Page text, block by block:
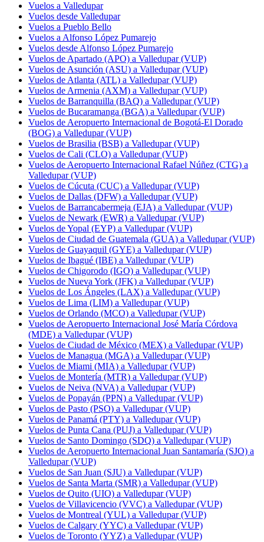
Vuelos a Valledupar
Vuelos desde Valledupar
Vuelos a Pueblo Bello
Vuelos a Alfonso López Pumarejo
Vuelos desde Alfonso López Pumarejo
Vuelos de Apartado (APO) a Valledupar (VUP)
Vuelos de Asunción (ASU) a Valledupar (VUP)
Vuelos de Atlanta (ATL) a Valledupar (VUP)
Vuelos de Armenia (AXM) a Valledupar (VUP)
Vuelos de Barranquilla (BAQ) a Valledupar (VUP)
Vuelos de Bucaramanga (BGA) a Valledupar (VUP)
Vuelos de Aeropuerto Internacional de Bogotá-El Dorado
(BOG) a Valledupar (VUP)
Vuelos de Brasilia (BSB) a Valledupar (VUP)
Vuelos de Cali (CLO) a Valledupar (VUP)
Vuelos de Aeropuerto Internacional Rafael Núñez (CTG) a
Valledupar (VUP)
Vuelos de Cúcuta (CUC) a Valledupar (VUP)
Vuelos de Dallas (DFW) a Valledupar (VUP)
Vuelos de Barrancabermeja (EJA) a Valledupar (VUP)
Vuelos de Newark (EWR) a Valledupar (VUP)
Vuelos de Yopal (EYP) a Valledupar (VUP)
Vuelos de Ciudad de Guatemala (GUA) a Valledupar (VUP)
Vuelos de Guayaquil (GYE) a Valledupar (VUP)
Vuelos de Ibagué (IBE) a Valledupar (VUP)
Vuelos de Chigorodo (IGO) a Valledupar (VUP)
Vuelos de Nueva York (JFK) a Valledupar (VUP)
Vuelos de Los Ángeles (LAX) a Valledupar (VUP)
Vuelos de Lima (LIM) a Valledupar (VUP)
Vuelos de Orlando (MCO) a Valledupar (VUP)
Vuelos de Aeropuerto Internacional José María Córdova
(MDE) a Valledupar (VUP)
Vuelos de Ciudad de México (MEX) a Valledupar (VUP)
Vuelos de Managua (MGA) a Valledupar (VUP)
Vuelos de Miami (MIA) a Valledupar (VUP)
Vuelos de Montería (MTR) a Valledupar (VUP)
Vuelos de Neiva (NVA) a Valledupar (VUP)
Vuelos de Popayán (PPN) a Valledupar (VUP)
Vuelos de Pasto (PSO) a Valledupar (VUP)
Vuelos de Panamá (PTY) a Valledupar (VUP)
Vuelos de Punta Cana (PUJ) a Valledupar (VUP)
Vuelos de Santo Domingo (SDQ) a Valledupar (VUP)
Vuelos de Aeropuerto Internacional Juan Santamaría (SJO) a
Valledupar (VUP)
Vuelos de San Juan (SJU) a Valledupar (VUP)
Vuelos de Santa Marta (SMR) a Valledupar (VUP)
Vuelos de Quito (UIO) a Valledupar (VUP)
Vuelos de Villavicencio (VVC) a Valledupar (VUP)
Vuelos de Montreal (YUL) a Valledupar (VUP)
Vuelos de Calgary (YYC) a Valledupar (VUP)
Vuelos de Toronto (YYZ) a Valledupar (VUP)